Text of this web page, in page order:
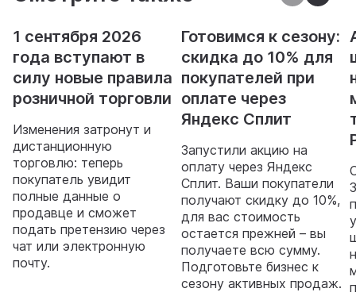
1 сентября 2026
года вступают в
силу новые правила
розничной торговли
Изменения затронут и
дистанционную
торговлю: теперь
покупатель увидит
полные данные о
продавце и сможет
подать претензию через
чат или электронную
почту.
Готовимся к сезону:
скидка до 10% для
покупателей при
оплате через
Яндекс Сплит
Запустили акцию на
оплату через Яндекс
Сплит. Ваши покупатели
получают скидку до 10%,
для вас стоимость
остается прежней – вы
получаете всю сумму.
Подготовьте бизнес к
сезону активных продаж.